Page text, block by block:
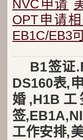
NVC申请
OPT申请
EB1C/EB3
B1签证
DS160表,
婚,H1B
签
工作安排,